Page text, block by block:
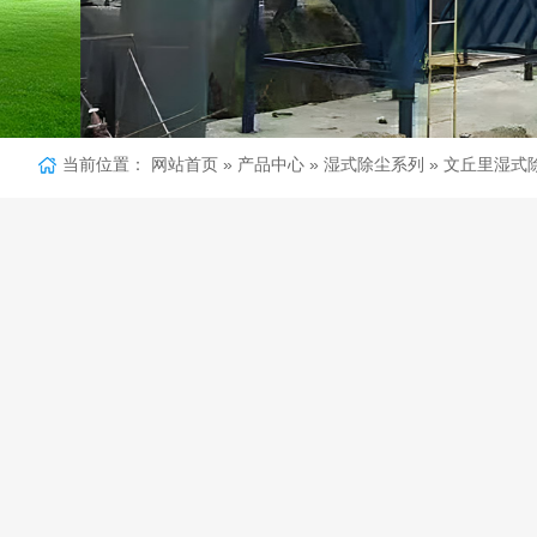
当前位置： 网站首页 » 产品中心 » 湿式除尘系列 » 文丘里湿式